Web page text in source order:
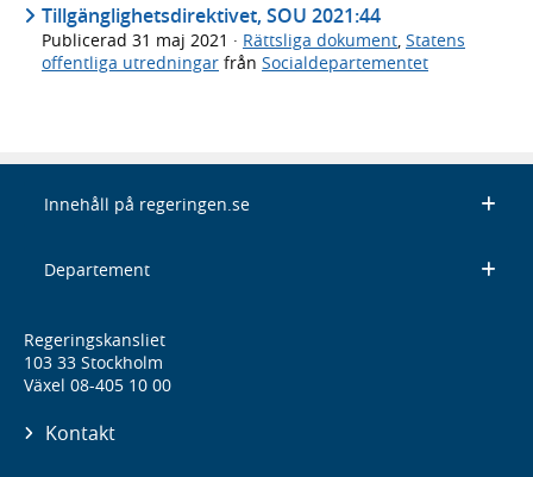
Tillgänglighetsdirektivet, SOU 2021:44
Publicerad 31 maj 2021 · Rättsliga dokument, Statens
offentliga utredningar från Socialdepartementet
Innehåll på regeringen.se
Departement
Regeringskansliet
103 33 Stockholm
Växel 08-405 10 00
Kontakt